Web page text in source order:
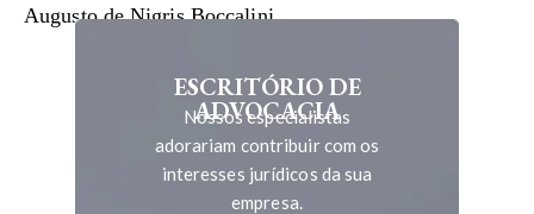
Augusto de Nigris Boccalini.
ESCRITÓRIO DE
ADVOCACIA
Nossos especialistas
adorariam contribuir com os
interesses jurídicos da sua
empresa.